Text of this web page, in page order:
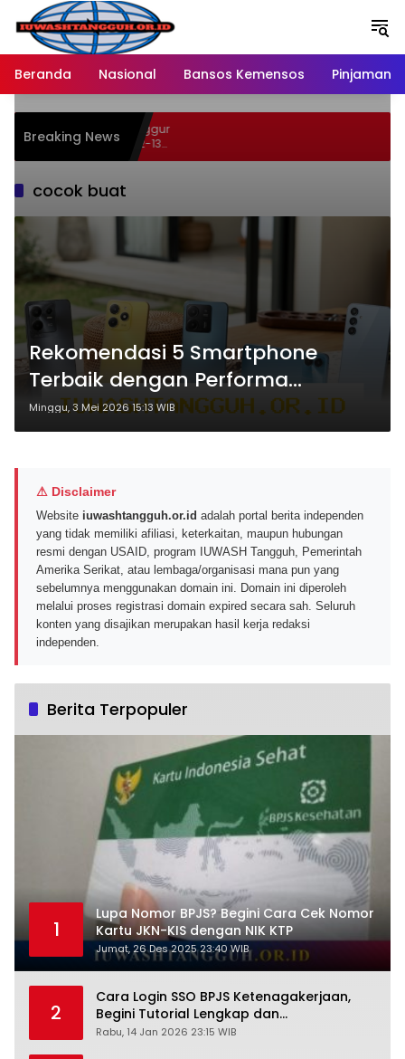
Langsung
konten
Beranda
Nasional Bansos Kemensos Pinjaman
Breaking News
Persen Buah Anggur
Spesial 12-13
cocok buat
Rekomendasi 5 Smartphone
Terbaik dengan Performa
Tangguh untuk Aktivitas Harian
di 2026
Minggu, 3 Mei 2026 15:13 WIB
⚠ Disclaimer
Website iuwashtangguh.or.id adalah portal berita independen
yang tidak memiliki afiliasi, keterkaitan, maupun hubungan
resmi dengan USAID, program IUWASH Tangguh, Pemerintah
Amerika Serikat, atau lembaga/organisasi mana pun yang
sebelumnya menggunakan domain ini. Domain ini diperoleh
melalui proses registrasi domain expired secara sah. Seluruh
konten yang disajikan merupakan hasil kerja redaksi
independen.
Berita Terpopuler
1
Lupa Nomor BPJS? Begini Cara Cek Nomor
Kartu JKN-KIS dengan NIK KTP
Jumat, 26 Des 2025 23:40 WIB
2
Cara Login SSO BPJS Ketenagakerjaan,
Begini Tutorial Lengkap dan
Pengertiannya
Rabu, 14 Jan 2026 23:15 WIB